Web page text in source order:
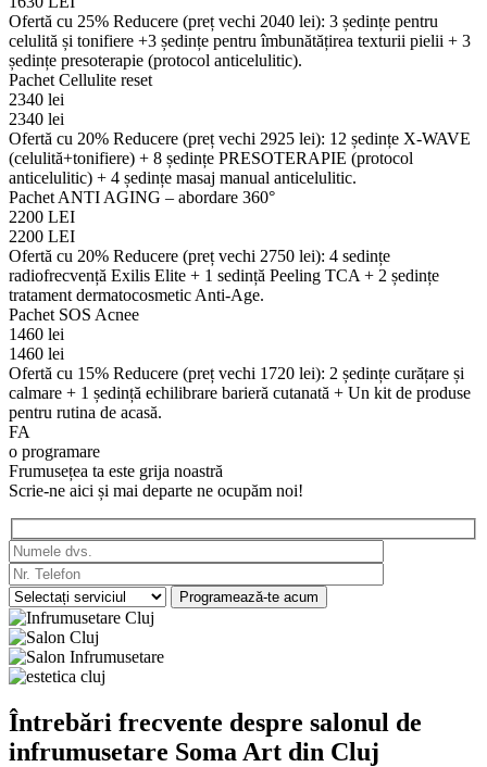
Ofertă cu 25% Reducere (preț vechi 2040 lei): 3 ședințe pentru
celulită și tonifiere +3 ședințe pentru îmbunătățirea texturii pielii + 3
ședințe presoterapie (protocol anticelulitic).
Pachet Cellulite reset
2340 lei
2340 lei
Ofertă cu 20% Reducere (preț vechi 2925 lei): 12 ședințe X-WAVE
(celulită+tonifiere) + 8 ședințe PRESOTERAPIE (protocol
anticelulitic) + 4 ședințe masaj manual anticelulitic.
Pachet ANTI AGING – abordare 360°
2200 LEI
2200 LEI
Ofertă cu 20% Reducere (preț vechi 2750 lei): 4 sedințe
radiofrecvență Exilis Elite + 1 sedință Peeling TCA + 2 ședințe
tratament dermatocosmetic Anti-Age.
Pachet SOS Acnee
1460 lei
1460 lei
Ofertă cu 15% Reducere (preț vechi 1720 lei): 2 ședințe curățare și
calmare + 1 ședință echilibrare barieră cutanată + Un kit de produse
pentru rutina de acasă.
FA
o programare
Frumusețea ta este grija noastră
Scrie-ne aici și mai departe ne ocupăm noi!
Întrebări frecvente despre salonul de
infrumusetare Soma Art din Cluj